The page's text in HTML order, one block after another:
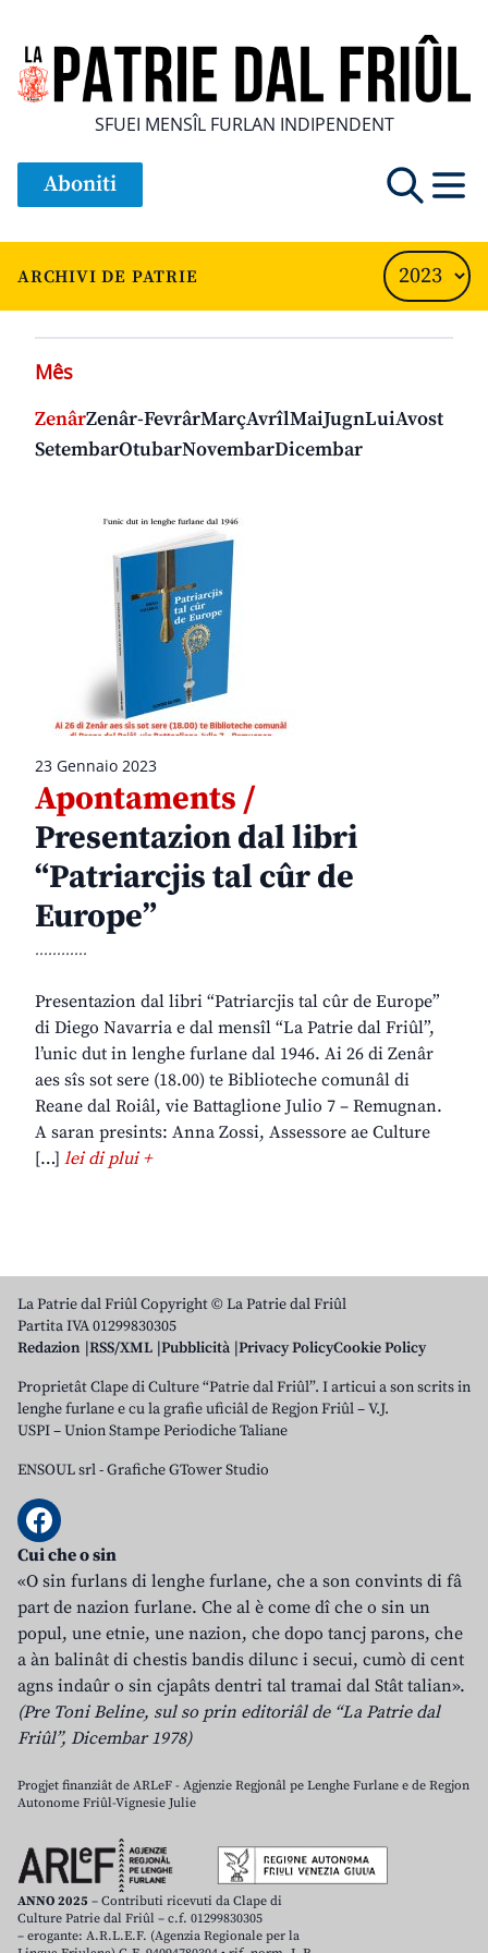
SFUEI MENSÎL FURLAN INDIPENDENT
Aboniti
ARCHIVI DE PATRIE
23 Gennaio 2023
Apontaments /
Presentazion dal libri
“Patriarcjis tal cûr de
Europe”
............
Presentazion dal libri “Patriarcjis tal cûr de Europe”
di Diego Navarria e dal mensîl “La Patrie dal Friûl”,
l’unic dut in lenghe furlane dal 1946. Ai 26 di Zenâr
aes sîs sot sere (18.00) te Biblioteche comunâl di
Reane dal Roiâl, vie Battaglione Julio 7 – Remugnan.
A saran presints: Anna Zossi, Assessore ae Culture
[…] lei di plui +
Mês
ZenârZenâr-FevrârMarçAvrîlMaiJugnLuiAvost
SetembarOtubarNovembarDicembar
La Patrie dal Friûl Copyright © La Patrie dal Friûl
Partita IVA 01299830305
Redazion RSS/XML Pubblicità Privacy PolicyCookie Policy
Proprietât Clape di Culture “Patrie dal Friûl”. I articui a son scrits in
lenghe furlane e cu la grafie uficiâl de Regjon Friûl – V.J.
USPI – Union Stampe Periodiche Taliane
ENSOUL srl-Grafiche GTower Studio
Cui che o sin
«O sin furlans di lenghe furlane, che a son convints di fâ
part de nazion furlane. Che al è come dî che o sin un
popul, une etnie, une nazion, che dopo tancj parons, che
a àn balinât di chestis bandis dilunc i secui, cumò di cent
agns indaûr o sin cjapâts dentri tal tramai dal Stât talian».
(Pre Toni Beline, sul so prin editoriâl de “La Patrie dal
Friûl”, Dicembar 1978)
Progjet finanziât de ARLeF - Agjenzie Regjonâl pe Lenghe Furlane e de Regjon
Autonome Friûl-Vignesie Julie
ANNO 2025 – Contributi ricevuti da Clape di
Culture Patrie dal Friûl – c.f. 01299830305
– erogante: A.R.L.E.F. (Agenzia Regionale per la